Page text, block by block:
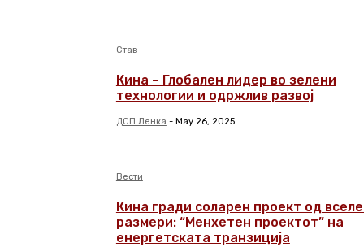
Став
Кина – Глобален лидер во зелени
технологии и одржлив развој
ДСП Ленка - May 26, 2025
Вести
Кина гради соларен проект од
размери: “Менхетен проектот” на
енергетската транзиција